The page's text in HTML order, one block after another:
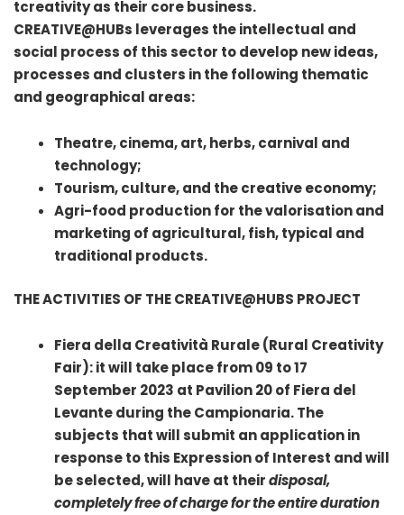
tcreativity as their core business.
CREATIVE@HUBs leverages the intellectual and
social process of this sector to develop new ideas,
processes and clusters in the following thematic
and geographical areas:
Theatre, cinema, art, herbs, carnival and
technology;
Tourism, culture, and the creative economy;
Agri-food production for the valorisation and
marketing of agricultural, fish, typical and
traditional products.
THE ACTIVITIES OF THE CREATIVE@HUBS PROJECT
Fiera della Creatività Rurale (Rural Creativity
Fair): it will take place from 09 to 17
September 2023 at Pavilion 20 of Fiera del
Levante during the Campionaria. The
subjects that will submit an application in
response to this Expression of Interest and will
be selected, will have at theirdisposal,
completely free of charge for the entire duration